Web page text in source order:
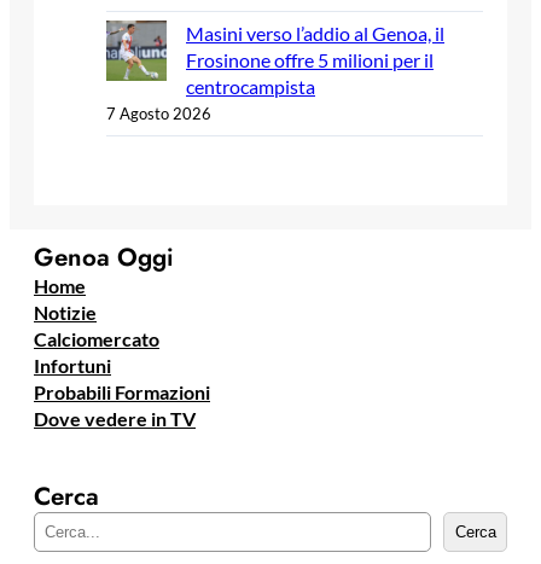
Masini verso l’addio al Genoa, il
Frosinone offre 5 milioni per il
centrocampista
7 Agosto 2026
Genoa Oggi
Home
Notizie
Calciomercato
Infortuni
Probabili Formazioni
Dove vedere in TV
Cerca
e
Cerca